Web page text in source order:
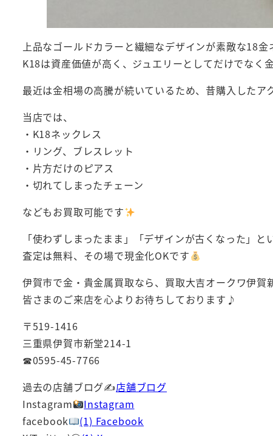
上品なゴールドカラーと繊細なデザインが素敵な18金
K18は資産価値が高く、ジュエリーとしてだけでなく
当店では、
・K18ネックレス
・リング、ブレスレット
・片方だけのピアス
・切れてしまったチェーン
などもお買取可能です
「使わずしまったまま」「デザインが古くなった」と
査定は無料、その場で現金化OKです
伊賀市で金・貴金属買取なら、買取大吉オークワ伊賀
皆さまのご来店を心よりお待ちしております♪
〒519-1416
三重県伊賀市新堂214-1
☎0595-45-7766
過去の店舗ブログ✍店舗ブログ
Instagram
Instagram
facebook
(1) Facebook